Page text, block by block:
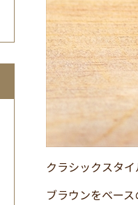
クラシックスタ
ブラウンをベー